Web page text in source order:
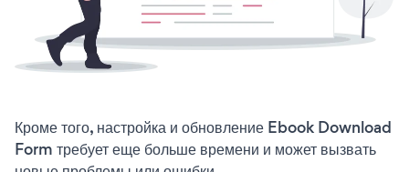
Кроме того, настройка и обновление Ebook Download
Form требует еще больше времени и может вызвать